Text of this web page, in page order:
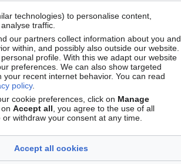
technologies) to personalise content,
traffic.
our partners collect information about you and
within, and possibly also outside our website.
profile. With this we adapt our website
preferences. We can also show targeted
recent internet behavior. You can read
policy.
cookie preferences, click on Manage
on Accept all , you agree to the use of all
withdraw your consent at any time.
Accept all cookies